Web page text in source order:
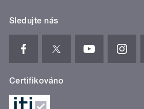
Sledujte nás
Certifikováno